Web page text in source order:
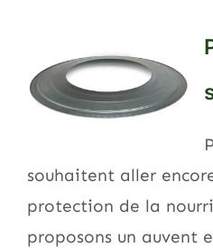
souhaitent aller
protection de la
proposons un auvent